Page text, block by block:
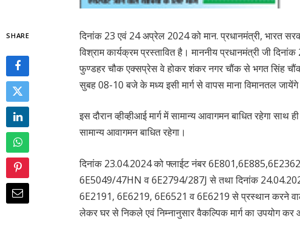
SHARE
दिनांक 23 एवं 24 अप्रेल 2024 को मान. प्रधानमंत्री, भारत
विश्राम कार्यक्रम प्रस्तावित है। माननीय प्रधानमंत्री जी
फुण्डहर चौक एक्सप्रेस वे होकर शंकर नगर चौंक से भगत सिंह
सुबह 08-10 बजे के मध्य इसी मार्ग से वापस माना विमानतल
इस दौरान व्हीव्हीआई मार्ग में सामान्य आवागमन बाधित रहेगा साथ
सामान्य आवागमन बाधित रहेगा।
दिनांक 23.04.2024 को फ्लाईट नंबर
6E5049/47HN व 6E2794/287J से तथा दिनांक
6E2191, 6E6219, 6E6521 व 6E6219 से प्रस्थान करने
लेकर घर से निकले एवं निम्नानुसार वैकल्पिक मार्ग का उपयोग